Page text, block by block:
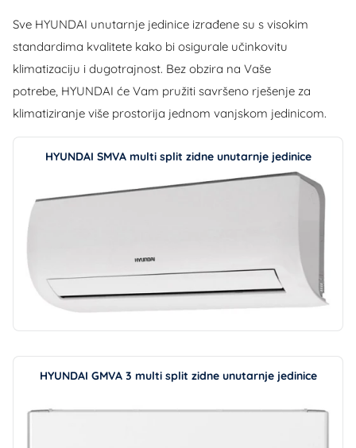
Sve HYUNDAI unutarnje jedinice izrađene su s visokim
standardima kvalitete kako bi osigurale učinkovitu
klimatizaciju i dugotrajnost. Bez obzira na Vaše
potrebe, HYUNDAI će Vam pružiti savršeno rješenje za
klimatiziranje više prostorija jednom vanjskom jedinicom.
HYUNDAI SMVA multi split zidne unutarnje jedinice
HYUNDAI GMVA 3 multi split zidne unutarnje jedinice